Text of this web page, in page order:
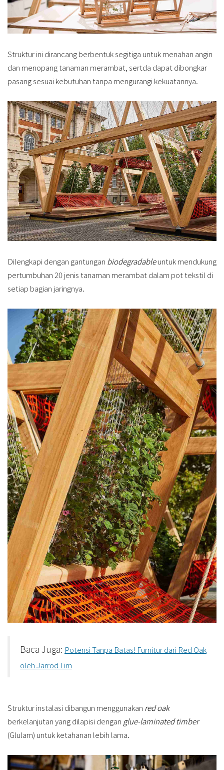
Struktur ini dirancang berbentuk segitiga untuk menahan angin
dan menopang tanaman merambat, sertda dapat dibongkar
pasang sesuai kebutuhan tanpa mengurangi kekuatannya.
Dilengkapi dengan gantungan biodegradableuntuk mendukung
pertumbuhan 20 jenis tanaman merambat dalam pot tekstil di
setiap bagian jaringnya.
Baca Juga: Potensi Tanpa Batas! Furnitur dari Red Oak
oleh Jarrod Lim
Struktur instalasi dibangun menggunakan red oak
berkelanjutan yang dilapisi dengan glue-laminated timber
(Glulam) untuk ketahanan lebih lama.